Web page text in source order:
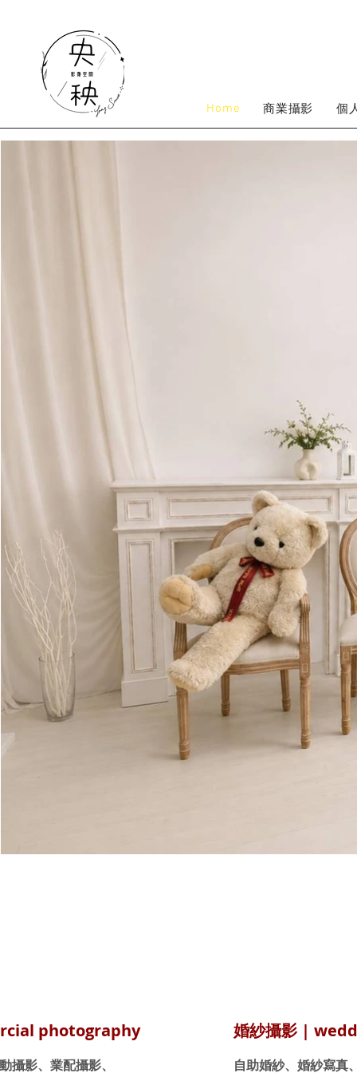
Home 商業攝影 個
photography
攝影、業配攝影、
婚紗攝影 |
自助婚紗、婚紗寫真